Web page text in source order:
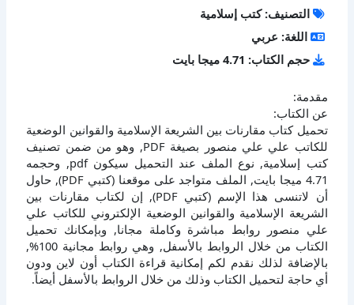
التصنيف: كتب إسلامية
اللغة: عربي
حجم الكتاب: 4.71 ميجا بايت
مقدمة:
عن الكتاب:
تحميل كتاب مقارنات بين الشريعة الإسلامية والقوانين الوضعية
للكاتب علي علي منصور بصيغة PDF, وهو من ضمن تصنيف
كتب إسلامية, نوع الملف عند التحميل سيكون pdf, وحجمه
4.71 ميجا بايت, الملف متواجد على موقعنا (كتبي PDF), حاول
أن لاتنسى هذا الإسم (كتبي PDF), إن لكتاب مقارنات بين
الشريعة الإسلامية والقوانين الوضعية الإلكتروني للكاتب علي
علي منصور روابط مباشرة وكاملة مجانا, وبإمكانك تحميل
الكتاب من خلال الروابط بالأسفل, وهي روابط مجانية 100%,
بالإضافة لذلك نقدم لكم إمكانية قراءة الكتاب أون لاين ودون
أي حاجة لتحميل الكتاب وذلك من خلال الروابط بالأسفل أيضاً.